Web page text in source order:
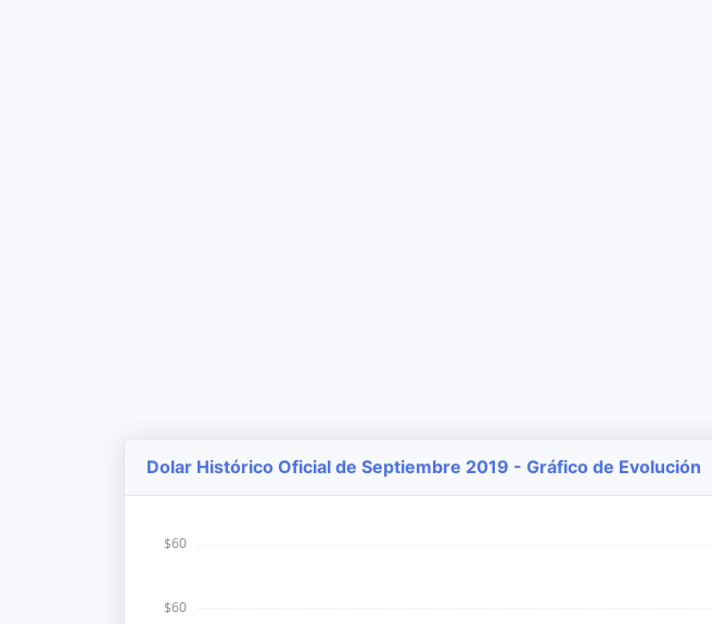
Dolar Histórico Oficial de Septiembre 2019 - Gráfico de Evolución